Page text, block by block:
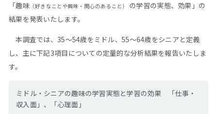
「趣味（好きなことや興味・関心のあること）
の学習の実態、効果」の
結果を発表いたします。
本調査では、35～54歳をミドル、55～64歳をシニアと定義
し、主に下記3項目についての定量的な分析結果を報告いたしま
す。
ミドル・シニアの趣味の学習実態と学習の効果 「仕事・
収入面」、「心理面」